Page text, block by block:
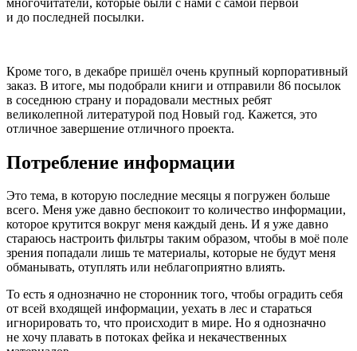
и до последней посылки.
Кроме того, в декабре пришёл очень крупный корпоративный
заказ. В итоге, мы подобрали книги и отправили 86 посылок
в соседнюю страну и порадовали местных ребят
великолепной литературой под Новый год. Кажется, это
отличное завершение отличного проекта.
Потребление информации
Это тема, в которую последние месяцы я погружен больше
всего. Меня уже давно беспокоит то количество информации,
которое крутится вокруг меня каждый день. И я уже давно
стараюсь настроить фильтры таким образом, чтобы в моё поле
зрения попадали лишь те материалы, которые не будут меня
обманывать, отуплять или неблагоприятно влиять.
То есть я однозначно не сторонник того, чтобы оградить себя
от всей входящей информации, уехать в лес и стараться
игнорировать то, что происходит в мире. Но я однозначно
не хочу плавать в потоках фейка и некачественных